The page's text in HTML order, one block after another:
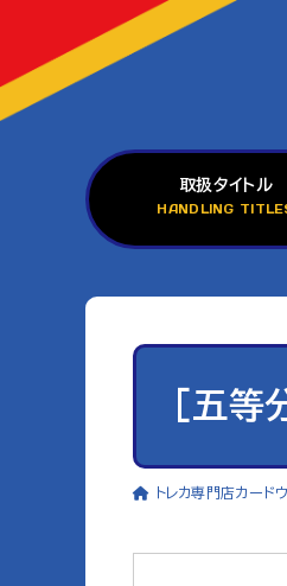
取扱タイトル
HANDLING
[五等
トレカ専門店カード